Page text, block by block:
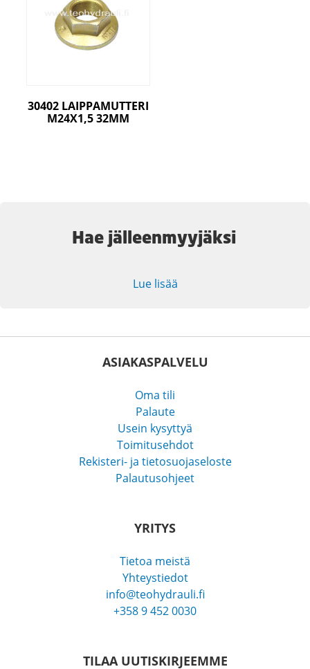
30402 LAIPPAMUTTERI
M24X1,5 32MM
Hae jälleenmyyjäksi
Lue lisää
ASIAKASPALVELU
Oma tili
Palaute
Usein kysyttyä
Toimitusehdot
Rekisteri- ja tietosuojaseloste
Palautusohjeet
YRITYS
Tietoa meistä
Yhteystiedot
info@teohydrauli.fi
+358 9 452 0030
TILAA UUTISKIRJEEMME